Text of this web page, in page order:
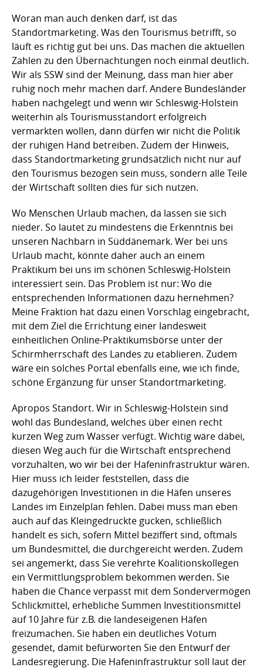
Woran man auch denken darf, ist das
Standortmarketing. Was den Tourismus betrifft, so
läuft es richtig gut bei uns. Das machen die aktuellen
Zahlen zu den Übernachtungen noch einmal deutlich.
Wir als SSW sind der Meinung, dass man hier aber
ruhig noch mehr machen darf. Andere Bundesländer
haben nachgelegt und wenn wir Schleswig-Holstein
weiterhin als Tourismusstandort erfolgreich
vermarkten wollen, dann dürfen wir nicht die Politik
der ruhigen Hand betreiben. Zudem der Hinweis,
dass Standortmarketing grundsätzlich nicht nur auf
den Tourismus bezogen sein muss, sondern alle Teile
der Wirtschaft sollten dies für sich nutzen.
Wo Menschen Urlaub machen, da lassen sie sich
nieder. So lautet zu mindestens die Erkenntnis bei
unseren Nachbarn in Süddänemark. Wer bei uns
Urlaub macht, könnte daher auch an einem
Praktikum bei uns im schönen Schleswig-Holstein
interessiert sein. Das Problem ist nur: Wo die
entsprechenden Informationen dazu hernehmen?
Meine Fraktion hat dazu einen Vorschlag eingebracht,
mit dem Ziel die Errichtung einer landesweit
einheitlichen Online-Praktikumsbörse unter der
Schirmherrschaft des Landes zu etablieren. Zudem
wäre ein solches Portal ebenfalls eine, wie ich finde,
schöne Ergänzung für unser Standortmarketing.
Apropos Standort. Wir in Schleswig-Holstein sind
wohl das Bundesland, welches über einen recht
kurzen Weg zum Wasser verfügt. Wichtig wäre dabei,
diesen Weg auch für die Wirtschaft entsprechend
vorzuhalten, wo wir bei der Hafeninfrastruktur wären.
Hier muss ich leider feststellen, dass die
dazugehörigen Investitionen in die Häfen unseres
Landes im Einzelplan fehlen. Dabei muss man eben
auch auf das Kleingedruckte gucken, schließlich
handelt es sich, sofern Mittel beziffert sind, oftmals
um Bundesmittel, die durchgereicht werden. Zudem
sei angemerkt, dass Sie verehrte Koalitionskollegen
ein Vermittlungsproblem bekommen werden. Sie
haben die Chance verpasst mit dem Sondervermögen
Schlickmittel, erhebliche Summen Investitionsmittel
auf 10 Jahre für z.B. die landeseigenen Häfen
freizumachen. Sie haben ein deutliches Votum
gesendet, damit befürworten Sie den Entwurf der
Landesregierung. Die Hafeninfrastruktur soll laut der